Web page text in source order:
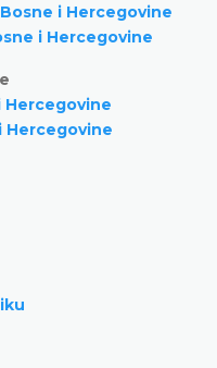
i Hercegovine
i Hercegovine
Hercegovine
Hercegovine